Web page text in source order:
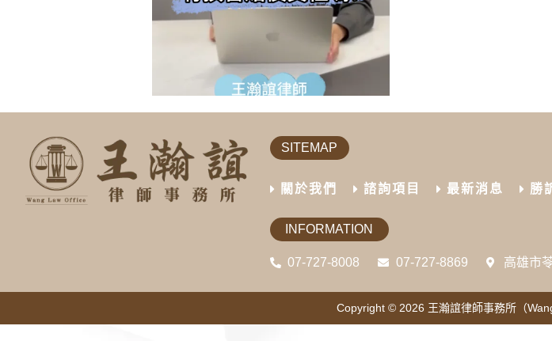
SITEMAP
關於我們 諮詢項目 最新消息 勝
INFORMATION
07-727-8008 07-727-8869 高雄市
Copyright © 2026 王瀚誼律師事務所（